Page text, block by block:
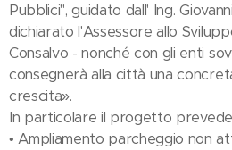
Pubblici", guidato dall' Ing.
dichiarato l'Assessore allo
Consalvo - nonché con gli enti
consegnerà alla città una
crescita».
In particolare il progetto
• Ampliamento parcheggio non